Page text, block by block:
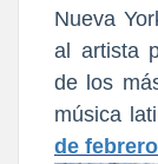
Nueva
al artista
de los
música
de febrero